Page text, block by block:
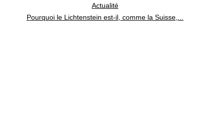
Actualité
Pourquoi le Lichtenstein est-il, comme la Suisse,...